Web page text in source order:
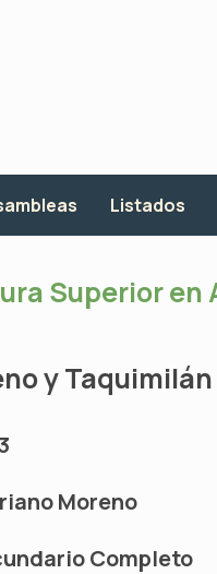
Listados
Superior
y Taquimilán
Moreno
Completo